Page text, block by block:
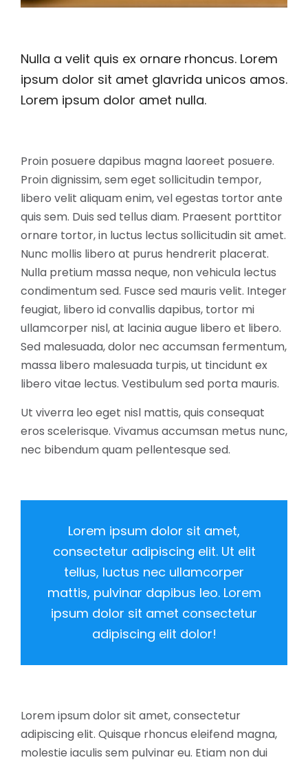
Nulla a velit quis ex ornare rhoncus. Lorem
ipsum dolor sit amet glavrida unicos amos.
Lorem ipsum dolor amet nulla.
Proin posuere dapibus magna laoreet posuere.
Proin dignissim, sem eget sollicitudin tempor,
libero velit aliquam enim, vel egestas tortor ante
quis sem. Duis sed tellus diam. Praesent porttitor
ornare tortor, in luctus lectus sollicitudin sit amet.
Nunc mollis libero at purus hendrerit placerat.
Nulla pretium massa neque, non vehicula lectus
condimentum sed. Fusce sed mauris velit. Integer
feugiat, libero id convallis dapibus, tortor mi
ullamcorper nisl, at lacinia augue libero et libero.
Sed malesuada, dolor nec accumsan fermentum,
massa libero malesuada turpis, ut tincidunt ex
libero vitae lectus. Vestibulum sed porta mauris.
Ut viverra leo eget nisl mattis, quis consequat
eros scelerisque. Vivamus accumsan metus nunc,
nec bibendum quam pellentesque sed.
Lorem ipsum dolor sit amet,
consectetur adipiscing elit. Ut elit
tellus, luctus nec ullamcorper
mattis, pulvinar dapibus leo. Lorem
ipsum dolor sit amet consectetur
adipiscing elit dolor!
Lorem ipsum dolor sit amet, consectetur
adipiscing elit. Quisque rhoncus eleifend magna,
molestie iaculis sem pulvinar eu. Etiam non dui